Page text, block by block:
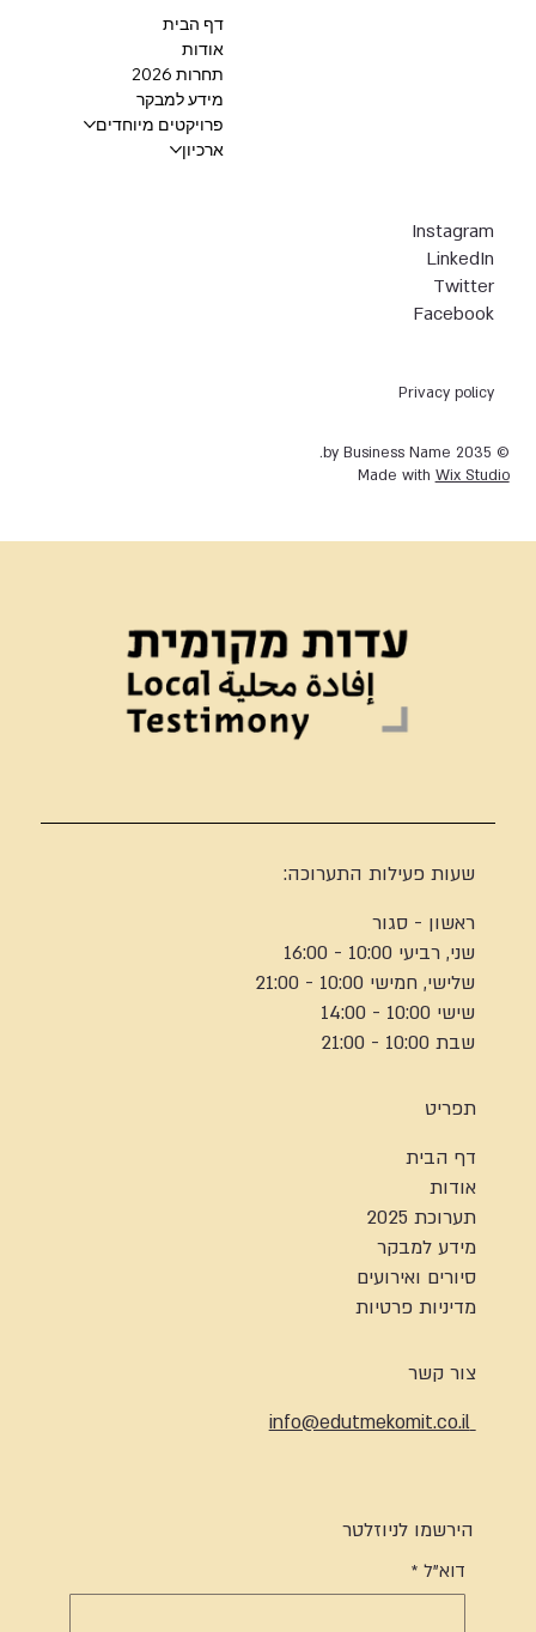
Privacy policy
© 2035 by Business Name.
Made with Wix Studio
Instagram
LinkedIn
Twitter
Facebook
דף הבית
אודות
תחרות 2026
מידע למבקר
פרויקטים מיוחדים
ארכיון
שעות פעילות התערוכה:
ראשון - סגור
שני, רביעי 10:00 - 16:00
שלישי, חמישי 10:00 - 21:00
שישי 10:00 - 14:00
שבת 10:00 - 21:00
תפריט
דף הבית
אודות
תערוכת 2025
מידע למבקר
סיורים ואירועים
מדיניות פרטיות
צור קשר
info@edutmekomit.co.il
הירשמו לניוזלטר
דוא"ל *